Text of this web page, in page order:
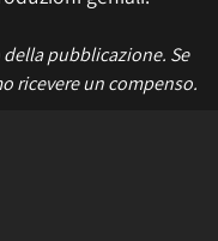
pubblicazione. Se
ricevere un compenso.